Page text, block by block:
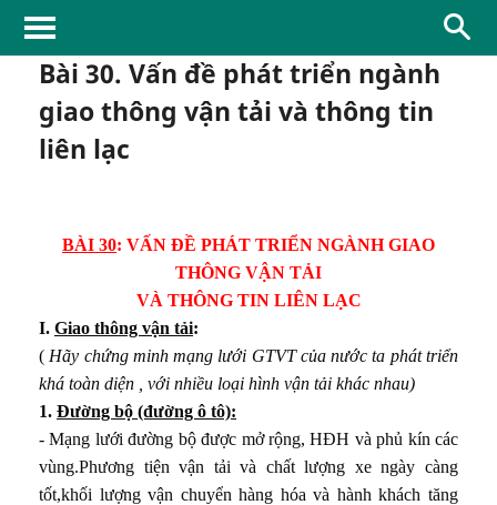
Bài 30. Vấn đề phát triển ngành
giao thông vận tải và thông tin
liên lạc
BÀI 30: VẤN ĐỀ PHÁT TRIỂN NGÀNH GIAO
THÔNG VẬN TẢI
VÀ THÔNG TIN LIÊN LẠC
I. Giao thông vận tải:
( Hãy chứng minh mạng lưới GTVT của nước ta phát triển
khá toàn diện , với nhiều loại hình vận tải khác nhau)
1. Đường bộ (đường ô tô):
- Mạng lưới đường bộ được mở rộng, HĐH và phủ kín các
vùng.Phương tiện vận tải và chất lượng xe ngày càng
tốt,khối lượng vận chuyển hàng hóa và hành khách tăng
hội nhập
lãnh thổ Việt Nam
thiên nhiên
thiên tai
cư ở nước ta